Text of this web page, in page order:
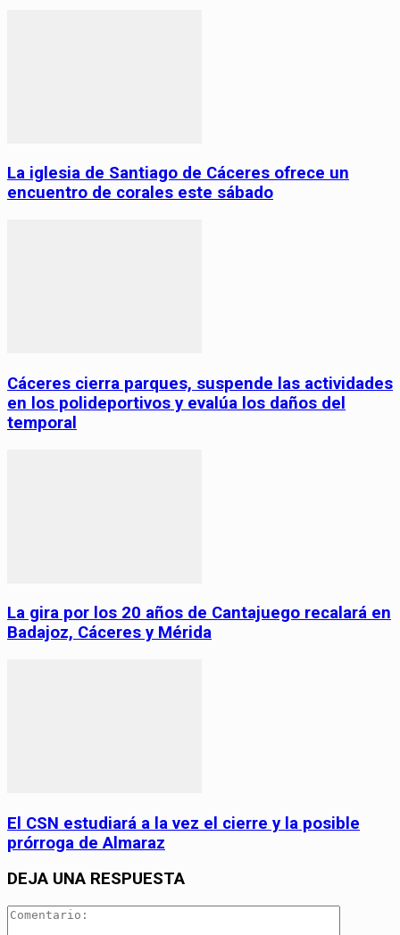
La iglesia de Santiago de Cáceres ofrece un
encuentro de corales este sábado
Cáceres cierra parques, suspende las actividades
en los polideportivos y evalúa los daños del
temporal
La gira por los 20 años de Cantajuego recalará en
Badajoz, Cáceres y Mérida
El CSN estudiará a la vez el cierre y la posible
prórroga de Almaraz
DEJA UNA RESPUESTA